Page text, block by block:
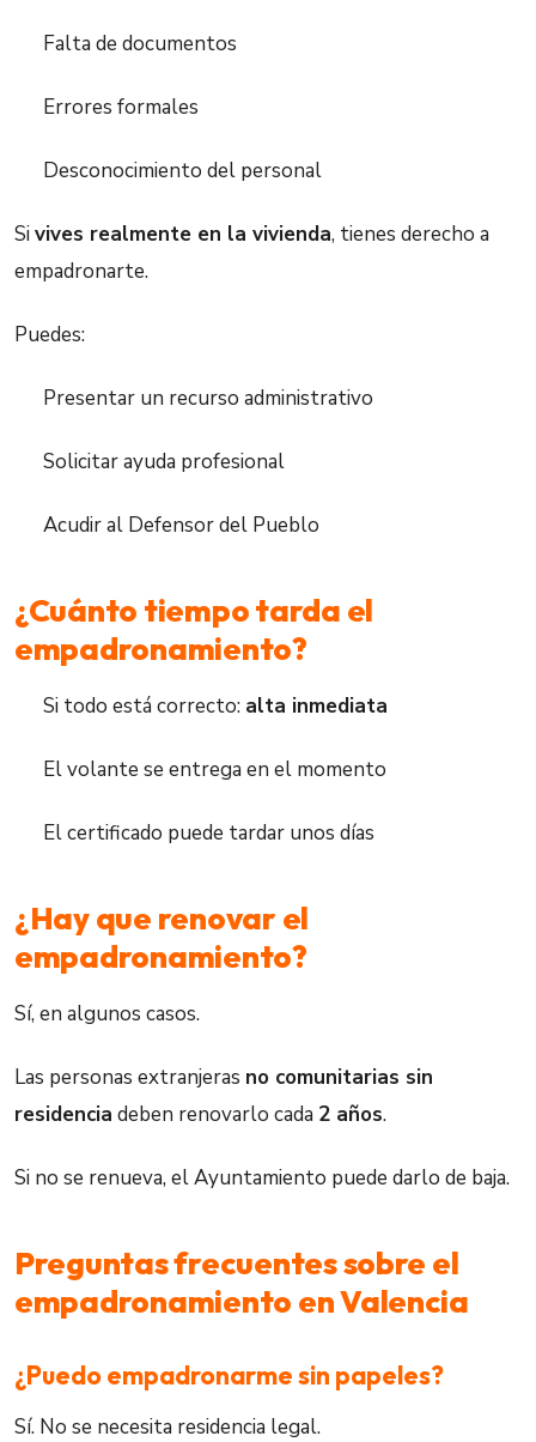
Falta de documentos
Errores formales
Desconocimiento del personal
Sivives realmente en la vivienda, tienes derecho a
empadronarte.
Puedes:
Presentar un recurso administrativo
Solicitar ayuda profesional
Acudir al Defensor del Pueblo
¿Cuánto tiempo tarda el
empadronamiento?
Si todo está correcto: alta inmediata
El volante se entrega en el momento
El certificado puede tardar unos días
¿Hay que renovar el
empadronamiento?
Sí, en algunos casos.
Las personas extranjeras no comunitarias sin
residencia deben renovarlo cada 2 años.
Si no se renueva, el Ayuntamiento puede darlo de baja.
Preguntas frecuentes sobre el
empadronamiento en Valencia
¿Puedo empadronarme sin papeles?
Sí. No se necesita residencia legal.